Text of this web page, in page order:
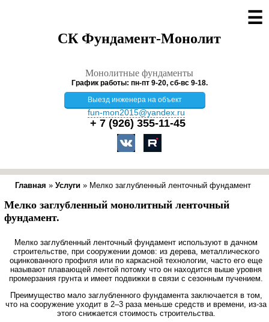
СК Фундамент-Монолит
Монолитные фундаменты
График работы: пн-пт 9-20, сб-вс 9-18.
Выезд инженера на объект
fun-mon2015@yandex.ru
+ 7 (926) 355-11-45
☰
Главная » Услуги » Мелко заглубленный ленточный фундамент
Мелко заглубленный монолитный ленточный
фундамент.
Мелко заглубленный ленточный фундамент используют в дачном
строительстве, при сооружении домов: из дерева, металлического
оцинкованного профиля или по каркасной технологии, часто его еще
называют плавающей лентой потому что он находится выше уровня
промерзания грунта и имеет подвижки в связи с сезонным пучением.
Преимущество мало заглубленного фундамента заключается в том,
что на сооружение уходит в 2–3 раза меньше средств и времени, из-за
этого снижается стоимость строительства.